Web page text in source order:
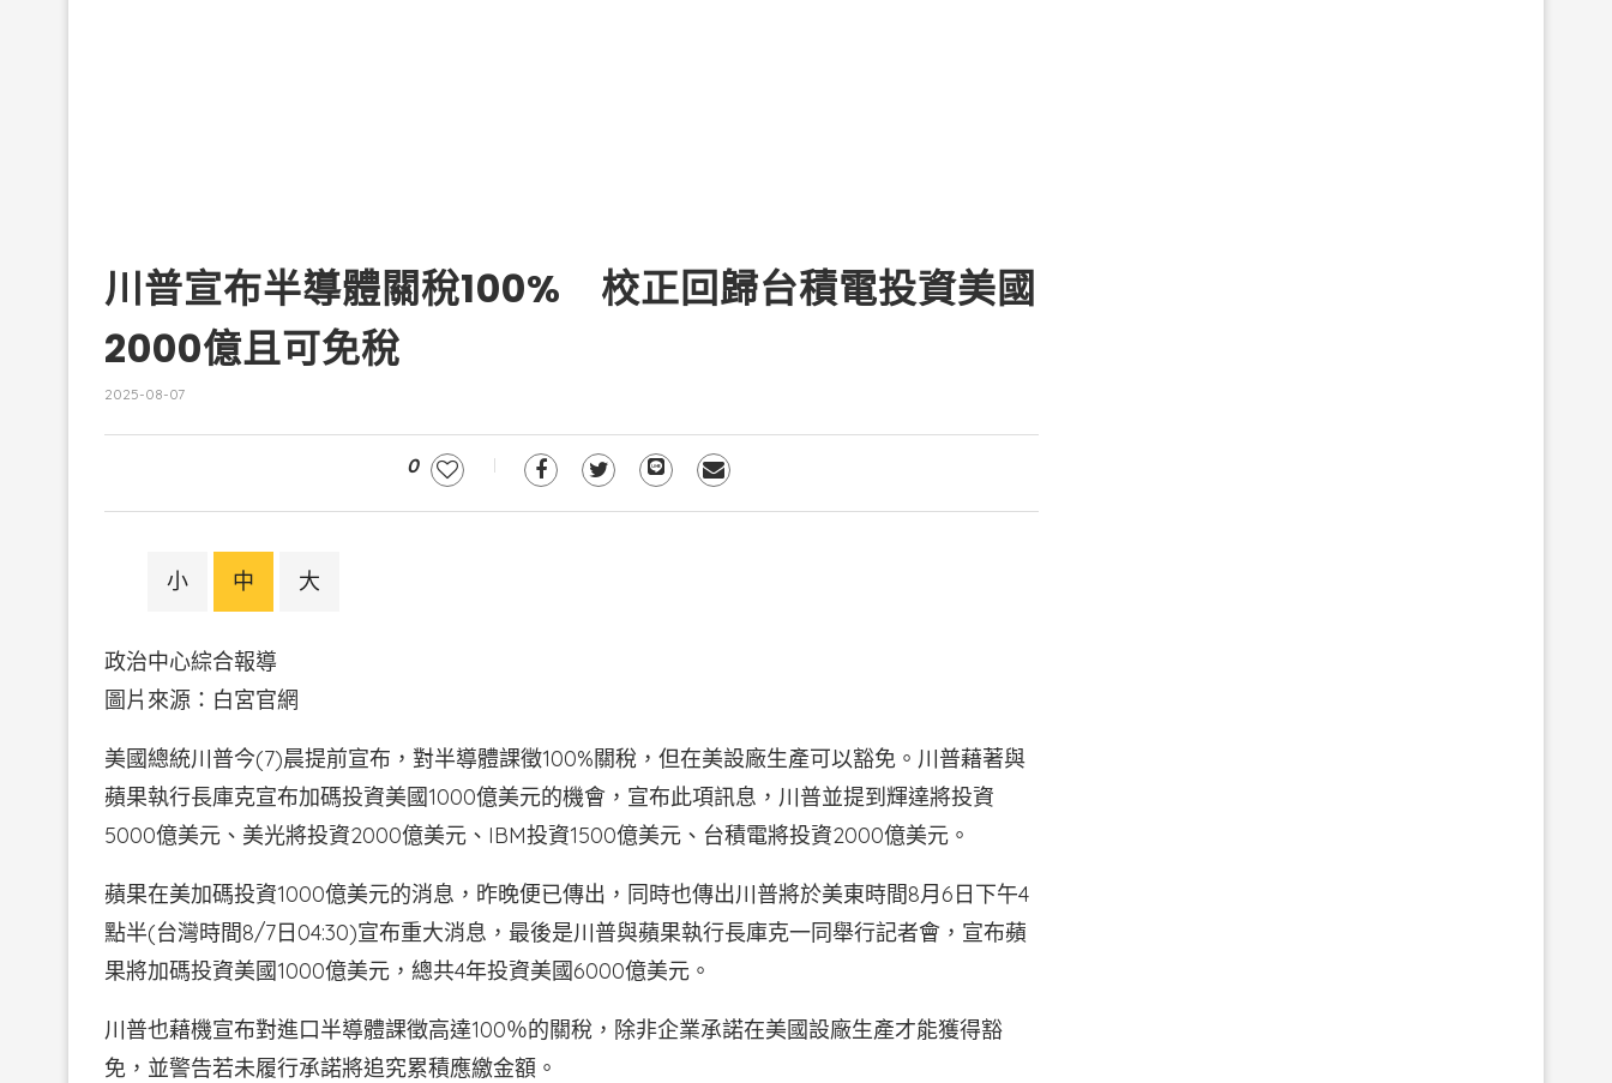
川普宣布半導體關稅100% 校正回歸台積電投資美國
2000億且可免稅
2025-08-07
0
小 中 大
政治中心綜合報導
圖片來源：白宮官網
美國總統川普今(7)晨提前宣布，對半導體課徵100%關稅，但在美設廠生產可以豁免。川普藉著與
蘋果執行長庫克宣布加碼投資美國1000億美元的機會，宣布此項訊息，川普並提到輝達將投資
5000億美元、美光將投資2000億美元、IBM投資1500億美元、台積電將投資2000億美元。
蘋果在美加碼投資1000億美元的消息，昨晚便已傳出，同時也傳出川普將於美東時間8月6日下午4
點半(台灣時間8/7日04:30)宣布重大消息，最後是川普與蘋果執行長庫克一同舉行記者會，宣布蘋
果將加碼投資美國1000億美元，總共4年投資美國6000億美元。
川普也藉機宣布對進口半導體課徵高達100％的關稅，除非企業承諾在美國設廠生產才能獲得豁
免，並警告若未履行承諾將追究累積應繳金額。